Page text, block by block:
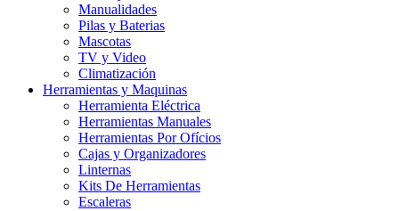
Manualidades
Pilas y Baterias
Mascotas
TV y Video
Climatización
Herramientas y Maquinas
Herramienta Eléctrica
Herramientas Manuales
Herramientas Por Ofícios
Cajas y Organizadores
Linternas
Kits De Herramientas
Escaleras